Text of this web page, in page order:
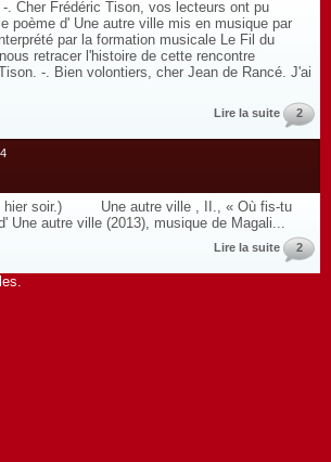
Frédéric Tison, vos lecteurs ont pu
poème d' Une autre ville mis en musique par
par la formation musicale Le Fil du
retracer l'histoire de cette rencontre
-. Bien volontiers, cher Jean de Rancé. J'ai
Lire la suite 2
, hier soir.) Une autre ville , II., « Où fis-tu
Une autre ville (2013), musique de Magali...
Lire la suite 2